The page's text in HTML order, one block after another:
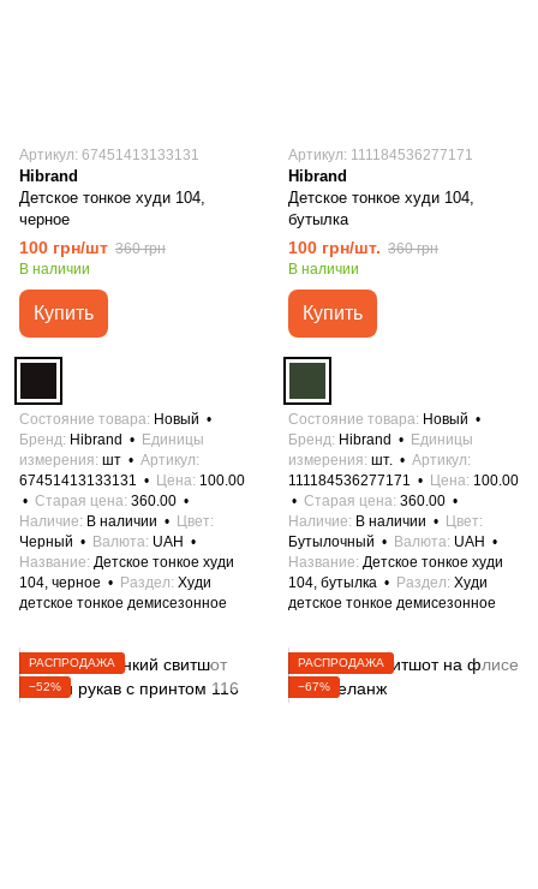
Артикул: 67451413133131
Hibrand
Детское тонкое худи 104,
черное
100 грн/шт 360 грн
В наличии
Купить
Состояние товара Новый
Бренд Hibrand
Единицы
измерения шт
Артикул
67451413133131
Цена 100.00
Старая цена 360.00
Наличие
В наличии
Цвет
Черный
Валюта UAH
Название Детское тонкое худи
104, черное
Раздел Худи
детское тонкое демисезонное
Артикул: 111184536277171
Hibrand
Детское тонкое худи 104,
бутылка
100 грн/шт. 360 грн
В наличии
Купить
Состояние товара Новый
Бренд Hibrand
Единицы
измерения шт.
Артикул
111184536277171
Цена 100.00
Старая цена 360.00
Наличие
В наличии
Цвет
Бутылочный
Валюта UAH
Название Детское тонкое худи
104, бутылка
Раздел Худи
детское тонкое демисезонное
РАСПРОДАЖА
−52%
РАСПРОДАЖА
−67%